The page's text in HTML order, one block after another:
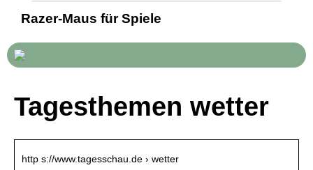
Razer-Maus für Spiele
Tagesthemen wetter
http s://www.tagesschau.de › wetter